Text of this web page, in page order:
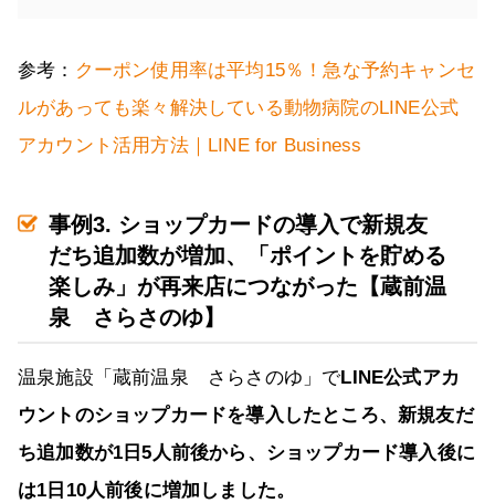
参考： クーポン使用率は平均15％！急な予約キャンセ
ルがあっても楽々解決している動物病院のLINE公式
アカウント活用方法｜LINE for Business
事例3. ショップカードの導入で新規友
だち追加数が増加、「ポイントを貯める
楽しみ」が再来店につながった【蔵前温
泉 さらさのゆ】
温泉施設「蔵前温泉 さらさのゆ」でLINE公式アカ
ウントのショップカードを導入したところ、新規友だ
ち追加数が1日5人前後から、ショップカード導入後に
は1日10人前後に増加しました。